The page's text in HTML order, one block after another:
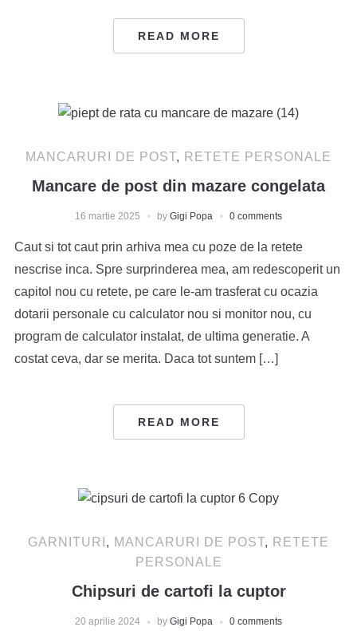
READ MORE
MANCARURI DE POST, RETETE PERSONALE
Mancare de post din mazare congelata
16 martie 2025 by Gigi Popa 0 comments
Caut si tot caut prin arhiva mea cu poze de la retete
nescrise inca. Spre surprinderea mea, am redescoperit un
capitol nou cu retete, pe care le-am trasferat cu ocazia
dotarii personale cu calculator nou si monitor nou, cu
program de calculator instalat, de ultima generatie. A
costat ceva, dar se merita. Daca tot suntem […]
READ MORE
GARNITURI , MANCARURI DE POST, RETETE
PERSONALE
Chipsuri de cartofi la cuptor
20 aprilie 2024 by Gigi Popa 0 comments